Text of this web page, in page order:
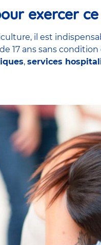
exercer
il est
17 ans sans
, services